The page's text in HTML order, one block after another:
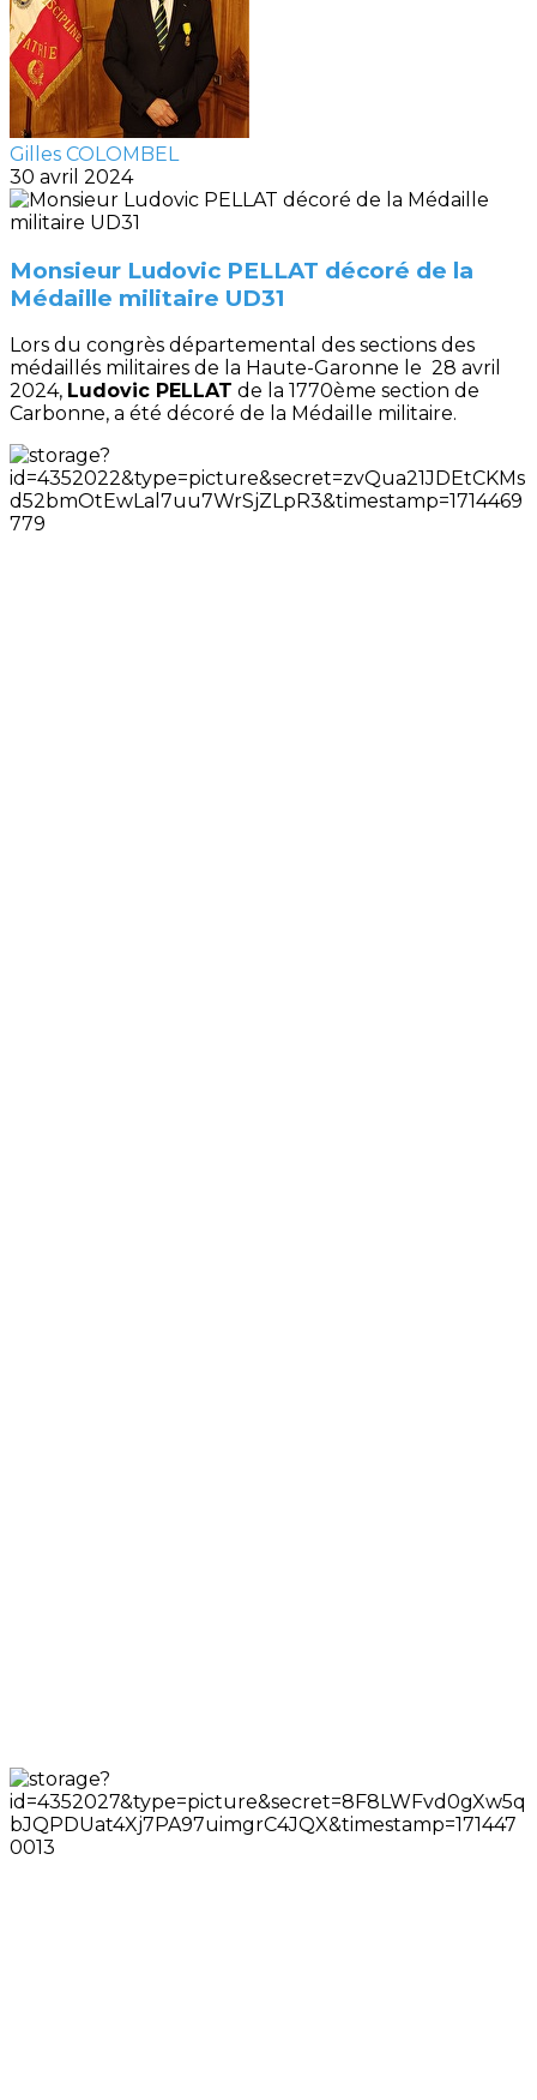
Gilles COLOMBEL
30 avril 2024
Monsieur Ludovic PELLAT décoré de la
Médaille militaire UD31
Lors du congrès départemental des sections des
médaillés militaires de la Haute-Garonne le 28 avril
2024, Ludovic PELLAT de la 1770ème section de
Carbonne, a été décoré de la Médaille militaire.